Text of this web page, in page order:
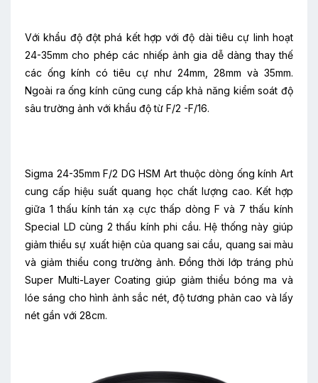
Với khẩu độ đột phá kết hợp với độ dài tiêu cự linh hoạt
24-35mm cho phép các nhiếp ảnh gia dễ dàng thay thế
các ống kính có tiêu cự như 24mm, 28mm và 35mm.
Ngoài ra ống kính cũng cung cấp khả năng kiểm soát độ
sâu trường ảnh với khẩu độ từ F/2 -F/16.
Sigma 24-35mm F/2 DG HSM Art thuộc dòng ống kính Art
cung cấp hiệu suất quang học chất lượng cao. Kết hợp
giữa 1 thấu kính tán xạ cực thấp dòng F và 7 thấu kính
Special LD cùng 2 thấu kính phi cầu. Hệ thống này giúp
giảm thiểu sự xuất hiện của quang sai cầu, quang sai màu
và giảm thiểu cong trường ảnh. Đồng thời lớp tráng phủ
Super Multi-Layer Coating giúp giảm thiểu bóng ma và
lóe sáng cho hình ảnh sắc nét, độ tương phản cao và lấy
nét gần với 28cm.